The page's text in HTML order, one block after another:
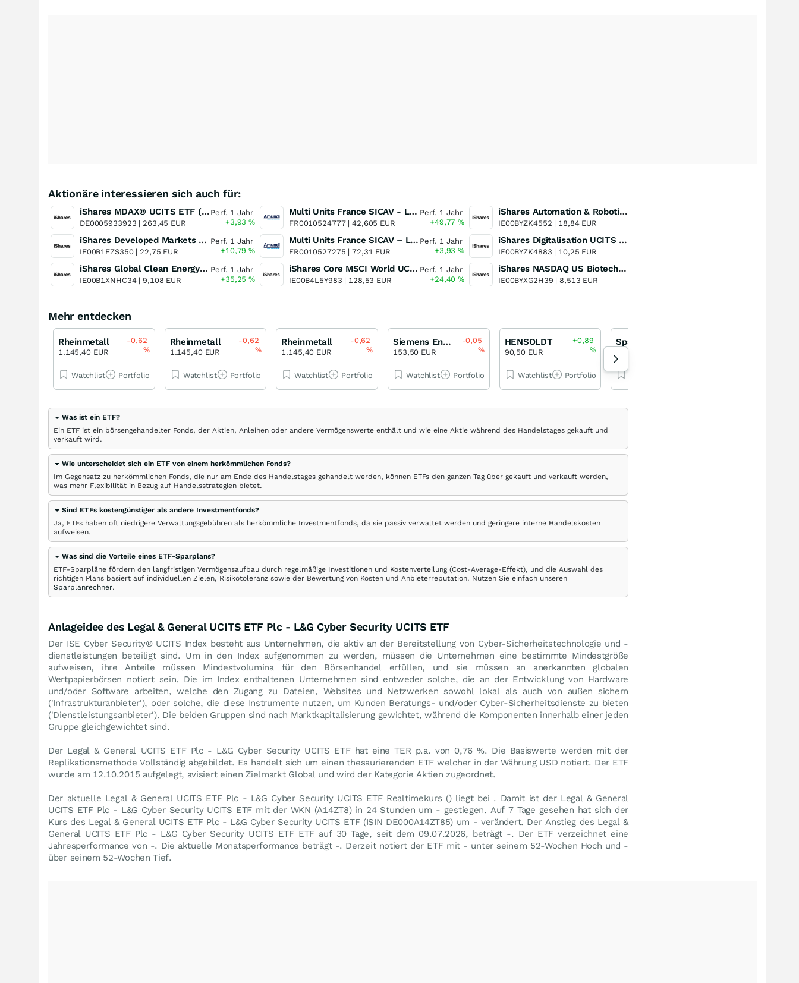
Aktionäre interessieren sich auch für:
iShares MDAX® UCITS ETF (DE)
DE0005933923 | 263,45 EUR
Perf. 1 Jahr
+3,93%
iShares Developed Markets Property Yield UCITS ETF
IE00B1FZS350 | 22,75 EUR
Perf. 1 Jahr
+10,79%
iShares Global Clean Energy UCITS ETF
IE00B1XNHC34 |9,108 EUR
Perf. 1 Jahr
+35,25%
Multi Units France SICAV - Lyxor MSCI New Energy ESG Filtered ( DR ) UCITS ETF
FR0010524777 |42,605 EUR
Perf. 1 Jahr
+49,77%
Multi Units France SICAV – Lyxor World Water ( DR ) UCITS ETF, Actions au Port.Dist o.N.
FR0010527275 |72,31 EUR
Perf. 1 Jahr
+3,93%
iShares Core MSCI World UCITS ETF
IE00B4L5Y983 | 128,53 EUR
Perf. 1 Jahr
+24,40%
iShares Automation & Robotics UCITS ETF
IE00BYZK4552 | 18,84 EUR
iShares Digitalisation UCITS ETF
IE00BYZK4883 | 10,25 EUR
iShares NASDAQ US Biotechnology UCITS
IE00BYXG2H39 | 8,513 EUR
Mehr entdecken
Rheinmetall
1.145,40 EUR
-0,62
%
Watchlist Portfolio
Rheinmetall
1.145,40 EUR
-0,62
%
Watchlist Portfolio
Rheinmetall
1.145,40 EUR
-0,62
%
Watchlist Portfolio
Siemens Energy
153,50 EUR
-0,05
%
Watchlist Portfolio
HENSOLDT
90,50 EUR
+0,89
%
Watchlist Portfolio
SpaceX
Was ist ein ETF?
Ein ETF ist ein börsengehandelter Fonds, der Aktien, Anleihen oder andere Vermögenswerte enthält und wie eine Aktie während des Handelstages gekauft und
verkauft wird.
Wie unterscheidet sich ein ETF von einem herkömmlichen Fonds?
Im Gegensatz zu herkömmlichen Fonds, die nur am Ende des Handelstages gehandelt werden, können ETFs den ganzen Tag über gekauft und verkauft werden,
was mehr Flexibilität in Bezug auf Handelsstrategien bietet.
Sind ETFs kostengünstiger als andere Investmentfonds?
Ja, ETFs haben oft niedrigere Verwaltungsgebühren als herkömmliche Investmentfonds, da sie passiv verwaltet werden und geringere interne Handelskosten
aufweisen.
Was sind die Vorteile eines ETF-Sparplans?
ETF-Sparpläne fördern den langfristigen Vermögensaufbau durch regelmäßige Investitionen und Kostenverteilung (Cost-Average-Effekt), und die Auswahl des
richtigen Plans basiert auf individuellen Zielen, Risikotoleranz sowie der Bewertung von Kosten und Anbieterreputation. Nutzen Sie einfach unseren
Sparplanrechner.
Anlageidee des Legal & General UCITS ETF Plc - L&G Cyber Security UCITS ETF
Der ISE Cyber Security® UCITS Index besteht aus Unternehmen, die aktiv an der Bereitstellung von Cyber-Sicherheitstechnologie und -
dienstleistungen beteiligt sind. Um in den Index aufgenommen zu werden, müssen die Unternehmen eine bestimmte Mindestgröße
aufweisen, ihre Anteile müssen Mindestvolumina für den Börsenhandel erfüllen, und sie müssen an anerkannten globalen
Wertpapierbörsen notiert sein. Die im Index enthaltenen Unternehmen sind entweder solche, die an der Entwicklung von Hardware
und/oder Software arbeiten, welche den Zugang zu Dateien, Websites und Netzwerken sowohl lokal als auch von außen sichern
('Infrastrukturanbieter'), oder solche, die diese Instrumente nutzen, um Kunden Beratungs- und/oder Cyber-Sicherheitsdienste zu bieten
('Dienstleistungsanbieter'). Die beiden Gruppen sind nach Marktkapitalisierung gewichtet, während die Komponenten innerhalb einer jeden
Gruppe gleichgewichtet sind.
Der Legal & General UCITS ETF Plc - L&G Cyber Security UCITS ETF hat eine TER p.a. von 0,76 %. Die Basiswerte werden mit der
Replikationsmethode Vollständig abgebildet. Es handelt sich um einen thesaurierenden ETF welcher in der Währung USD notiert. Der ETF
wurde am 12.10.2015 aufgelegt, avisiert einen Zielmarkt Global und wird der Kategorie Aktien zugeordnet.
Der aktuelle Legal & General UCITS ETF Plc - L&G Cyber Security UCITS ETF Realtimekurs () liegt bei . Damit ist der Legal & General
UCITS ETF Plc - L&G Cyber Security UCITS ETF mit der WKN (A14ZT8) in 24 Stunden um - gestiegen. Auf 7 Tage gesehen hat sich der
Kurs des Legal & General UCITS ETF Plc - L&G Cyber Security UCITS ETF (ISIN DE000A14ZT85) um - verändert. Der Anstieg des Legal &
General UCITS ETF Plc - L&G Cyber Security UCITS ETF ETF auf 30 Tage, seit dem 09.07.2026, beträgt -. Der ETF verzeichnet eine
Jahresperformance von -. Die aktuelle Monatsperformance beträgt -. Derzeit notiert der ETF mit - unter seinem 52-Wochen Hoch und -
über seinem 52-Wochen Tief.